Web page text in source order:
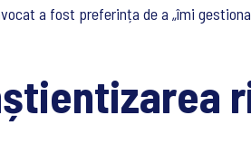
a fost preferința de a „îmi